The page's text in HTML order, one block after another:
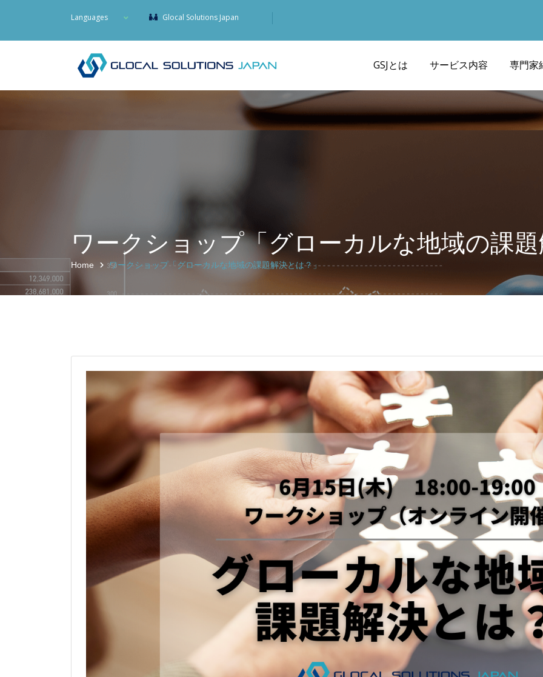
Languages Glocal Solutions Japan
GSJとは サービス内容 専門家
ワークショップ「グローカルな地域の課題
Home ワークショップ「グローカルな地域の課題解決とは？」